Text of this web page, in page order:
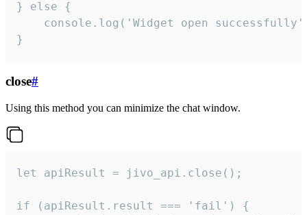
} else {
console.log('Widget open
}
close#
Using this method you can minimize the chat window.
let apiResult = jivo_api.close();
if (apiResult.result === 'fail') {